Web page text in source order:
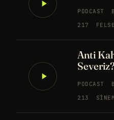
PODCAST
217
Anti
PODCAST
213